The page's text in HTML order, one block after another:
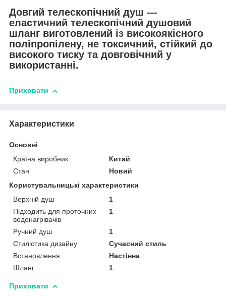
Довгий телескопічний душ —
еластичний телескопічний душовий
шланг виготовлений із високоякісного
поліпропілену, не токсичний, стійкий до
високого тиску та довговічний у
використанні.
Приховати
Характеристики
Основні
Країна виробник
Китай
Стан
Новий
Користувальницькі характеристики
Верхній душ
1
Підходить для проточних
водонагрівачів
1
Ручний душ
1
Стилістика дизайну
Сучасний стиль
Встановлення
Настінна
Шланг
1
Приховати